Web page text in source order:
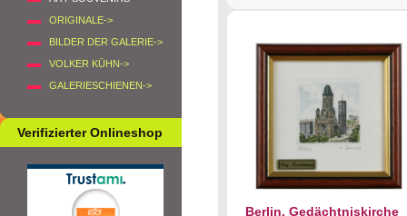
ORIGINALE->
BILDER DER GALERIE->
VOLKER KÜHN->
GALERIESCHIENEN->
Verifizierter Onlineshop
Berlin, Gedächtniskirche